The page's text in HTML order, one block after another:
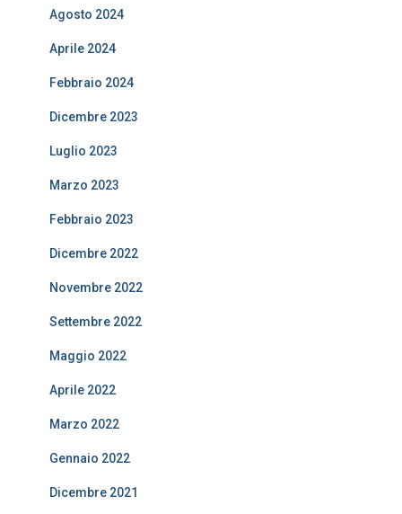
Agosto 2024
Aprile 2024
Febbraio 2024
Dicembre 2023
Luglio 2023
Marzo 2023
Febbraio 2023
Dicembre 2022
Novembre 2022
Settembre 2022
Maggio 2022
Aprile 2022
Marzo 2022
Gennaio 2022
Dicembre 2021